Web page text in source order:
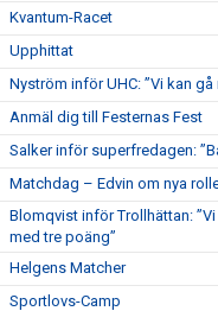
Kvantum-Racet
Upphittat
Nyström inför UHC: ”Vi kan
Anmäl dig till Festernas Fest
Salker inför superfredagen:
Matchdag – Edvin om nya
Blomqvist inför Trollhättan:
med tre poäng”
Helgens Matcher
Sportlovs-Camp